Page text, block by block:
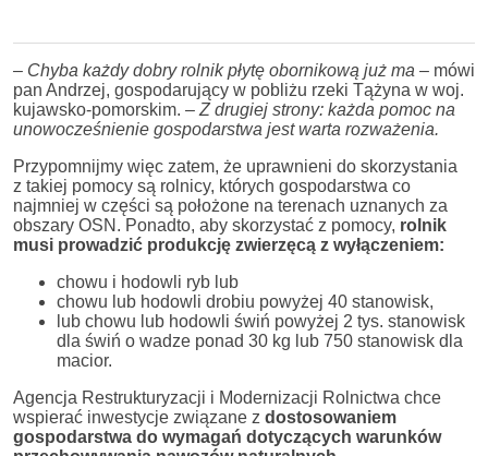
– Chyba każdy dobry rolnik płytę obornikową już ma – mówi
pan Andrzej, gospodarujący w pobliżu rzeki Tążyna w woj.
kujawsko-pomorskim. – Z drugiej strony: każda pomoc na
unowocześnienie gospodarstwa jest warta rozważenia.
Przypomnijmy więc zatem, że uprawnieni do skorzystania
z takiej pomocy są rolnicy, których gospodarstwa co
najmniej w części są położone na terenach uznanych za
obszary OSN. Ponadto, aby skorzystać z pomocy, rolnik
musi prowadzić produkcję zwierzęcą z wyłączeniem:
chowu i hodowli ryb lub
chowu lub hodowli drobiu powyżej 40 stanowisk,
lub chowu lub hodowli świń powyżej 2 tys. stanowisk
dla świń o wadze ponad 30 kg lub 750 stanowisk dla
macior.
Agencja Restrukturyzacji i Modernizacji Rolnictwa chce
wspierać inwestycje związane z dostosowaniem
gospodarstwa do wymagań dotyczących warunków